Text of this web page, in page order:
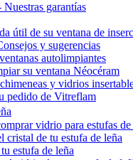
garantías
útil de su ventana de
y sugerencias
autolimpiantes
su ventana Néocéram
y vidrios
pedido de Vitreflam
vidrio para estufas de
cristal de tu estufa de leña
estufa de leña